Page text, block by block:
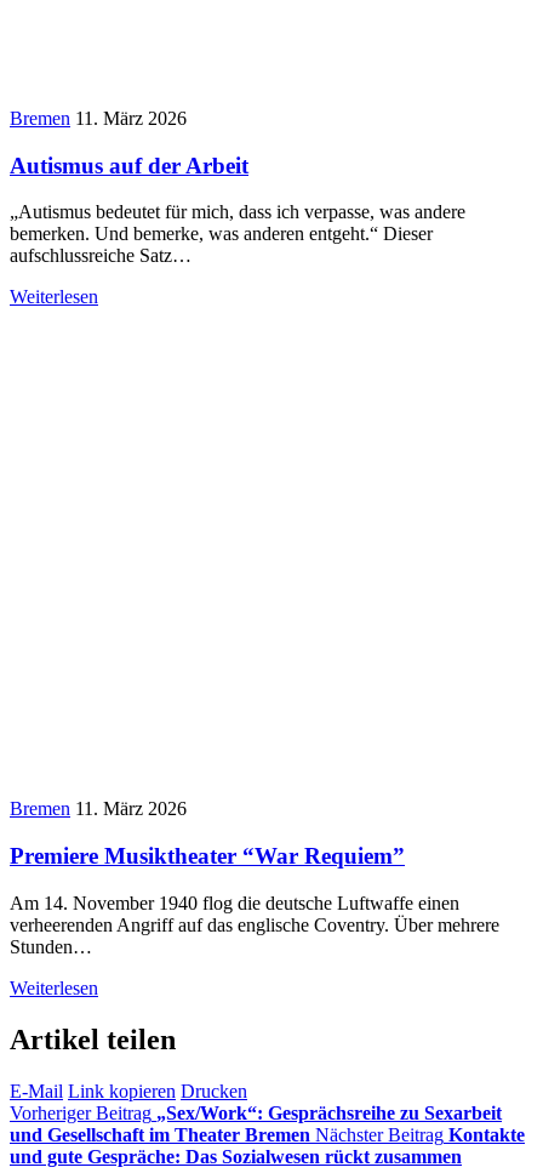
Bremen 11. März 2026
Autismus auf der Arbeit
„Autismus bedeutet für mich, dass ich verpasse, was andere
bemerken. Und bemerke, was anderen entgeht.“ Dieser
aufschlussreiche Satz…
Weiterlesen
Bremen 11. März 2026
Premiere Musiktheater “War Requiem”
Am 14. November 1940 flog die deutsche Luftwaffe einen
verheerenden Angriff auf das englische Coventry. Über mehrere
Stunden…
Weiterlesen
Artikel teilen
E-Mail Link kopieren Drucken
Vorheriger Beitrag „Sex/Work“: Gesprächsreihe zu Sexarbeit
und Gesellschaft im Theater Bremen Nächster Beitrag Kontakte
und gute Gespräche: Das Sozialwesen rückt zusammen